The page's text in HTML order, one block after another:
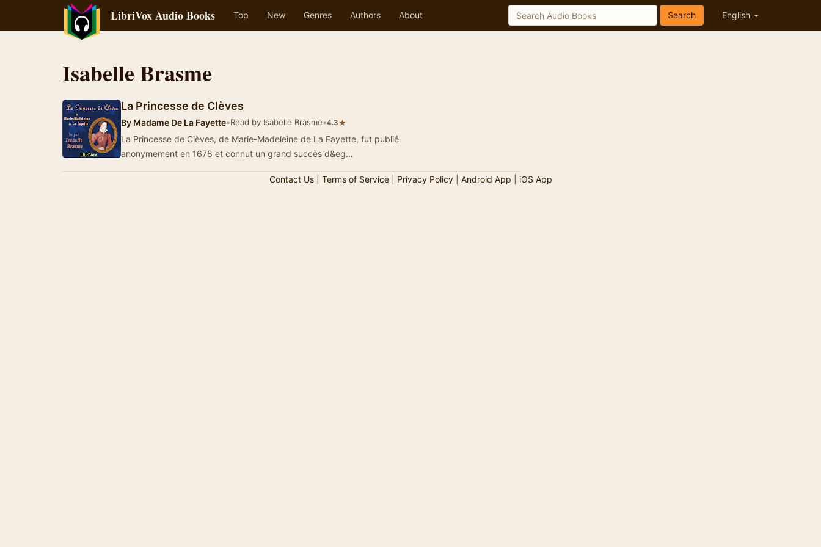
LibriVox Audio Books Top New Genres Authors About English
Search
Isabelle Brasme
La Princesse de Clèves
By Madame De La Fayette•Read by Isabelle Brasme•4.3★
La Princesse de Clèves, de Marie-Madeleine de La Fayette, fut publié
anonymement en 1678 et connut un grand succès d&eg…
Contact Us| Terms of Service| Privacy Policy| Android App iOS App